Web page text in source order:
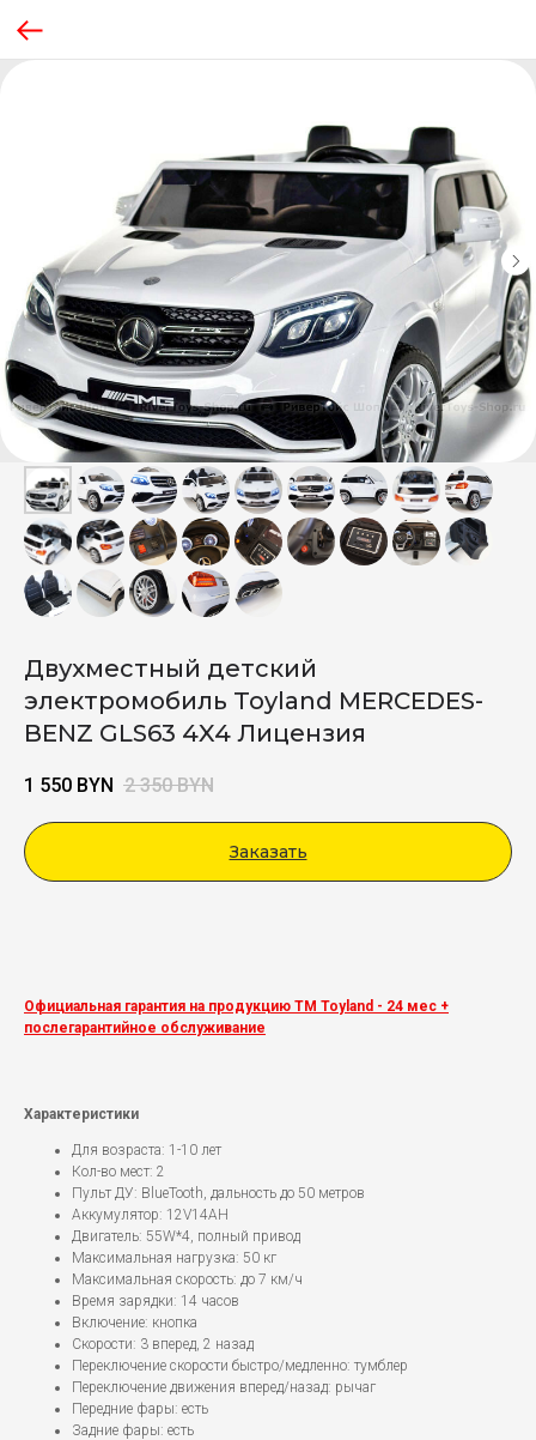
Двухместный детский
электромобиль Toyland MERCEDES-
BENZ GLS63 4X4 Лицензия
1 550 BYN 2 350 BYN
Заказать
Официальная гарантия на продукцию ТМ Toyland - 24 мес +
послегарантийное обслуживание
Характеристики
Для возраста: 1-10 лет
Кол-во мест: 2
Пульт ДУ: BlueTooth, дальность до 50 метров
Аккумулятор: 12V14AH
Двигатель: 55W*4, полный привод
Максимальная нагрузка: 50 кг
Максимальная скорость: до 7 км/ч
Время зарядки: 14 часов
Включение: кнопка
Скорости: 3 вперед, 2 назад
Переключение скорости быстро/медленно: тумблер
Переключение движения вперед/назад: рычаг
Передние фары: есть
Задние фары: есть